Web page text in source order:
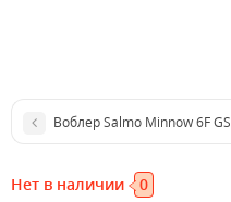
Воблер Salmo Minnow 6F GS
Нет в наличии 0